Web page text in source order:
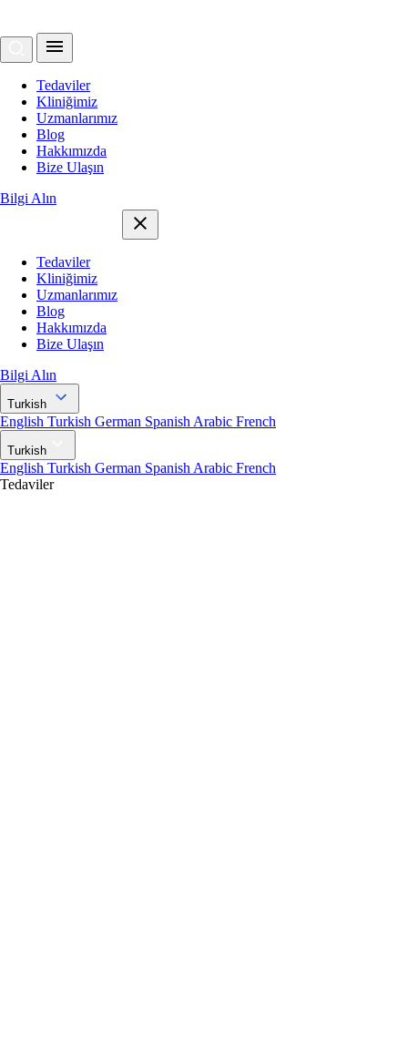
Tedaviler
Kliniğimiz
Uzmanlarımız
Blog
Hakkımızda
Bize Ulaşın
Bilgi Alın
Tedaviler
Kliniğimiz
Uzmanlarımız
Blog
Hakkımızda
Bize Ulaşın
Bilgi Alın
Turkish
English Turkish German Spanish Arabic French
Turkish
English Turkish German Spanish Arabic French
Tedaviler